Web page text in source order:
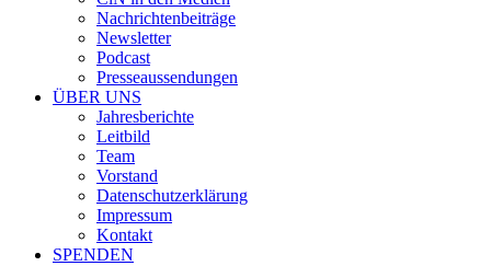
Nachrichtenbeiträge
Newsletter
Podcast
Presseaussendungen
ÜBER UNS
Jahresberichte
Leitbild
Team
Vorstand
Datenschutzerklärung
Impressum
Kontakt
SPENDEN